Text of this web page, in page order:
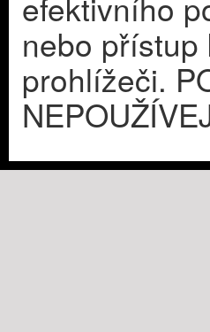
nebo přístup
prohlížeči.